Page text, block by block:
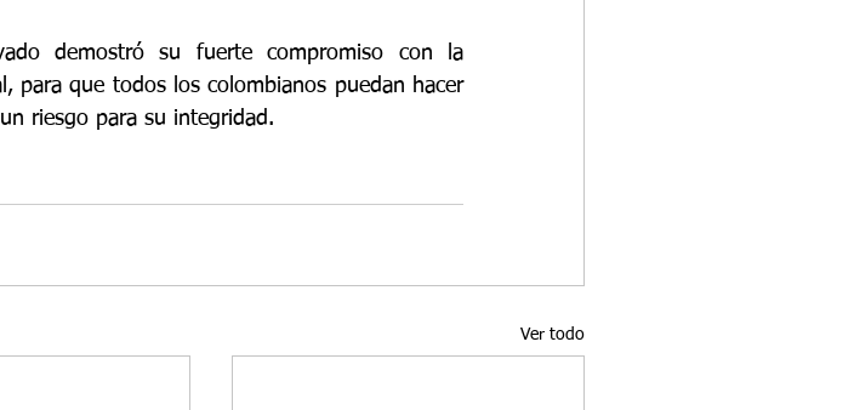
demostró su fuerte compromiso con la
para que todos los colombianos puedan hacer
riesgo para su integridad.
Ver todo